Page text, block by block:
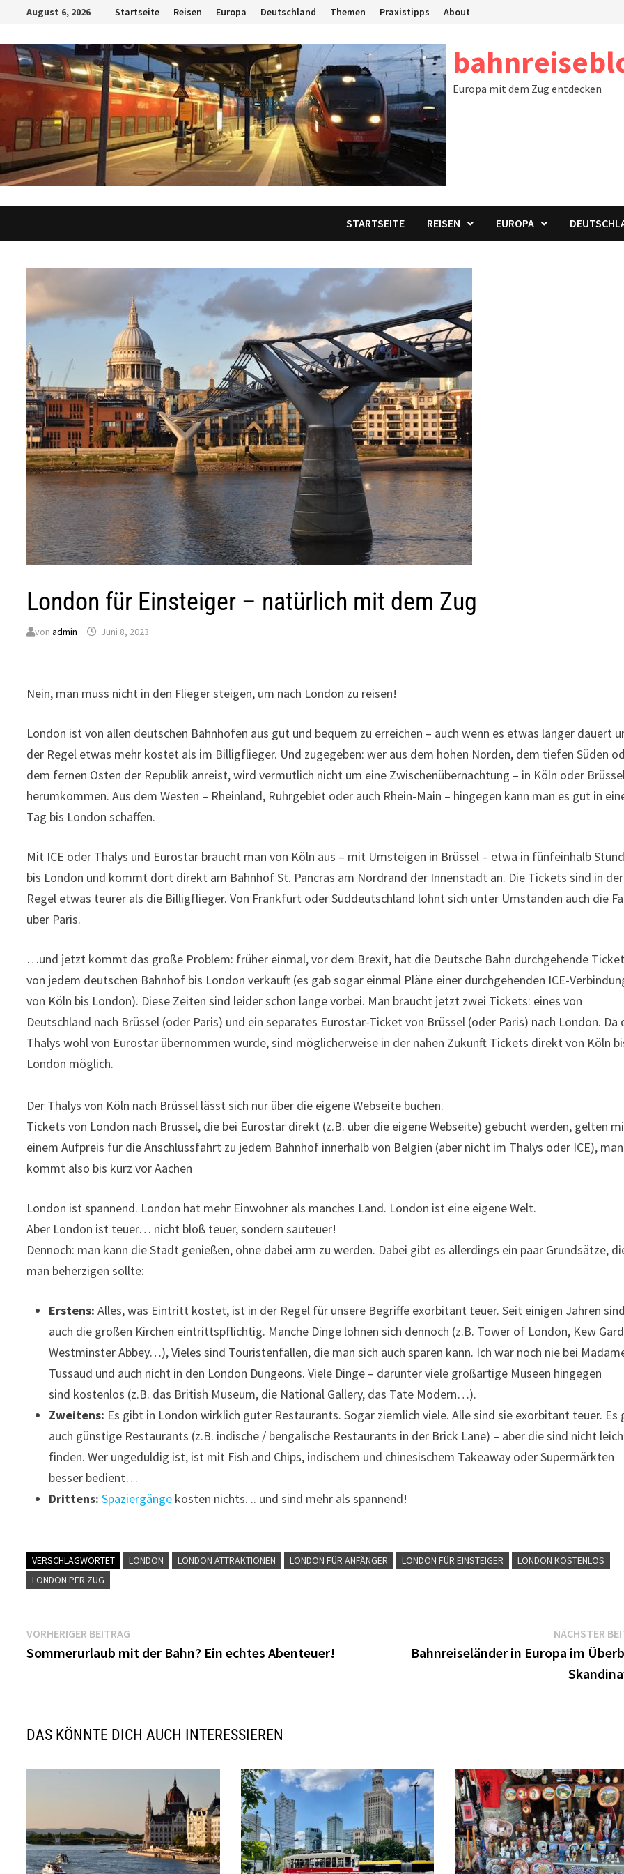
springen
August 6, 2026 Startseite Reisen Europa Deutschland Themen Praxistipps About
Europa mit dem Zug entdecken
STARTSEITE REISEN EUROPA
London für Einsteiger – natürlich mit dem Zug
vonadmin Juni 8, 2023
Nein, man muss nicht in den Flieger steigen, um nach London zu reisen!
London ist von allen deutschen Bahnhöfen aus gut und bequem zu erreichen – auch wenn es etwas länger dauert
der Regel etwas mehr kostet als im Billigflieger. Und zugegeben: wer aus dem hohen Norden, dem tiefen Süden
dem fernen Osten der Republik anreist, wird vermutlich nicht um eine Zwischenübernachtung – in Köln oder
herumkommen. Aus dem Westen – Rheinland, Ruhrgebiet oder auch Rhein-Main – hingegen kann man es gut in
Tag bis London schaffen.
Mit ICE oder Thalys und Eurostar braucht man von Köln aus – mit Umsteigen in Brüssel – etwa in fünfeinhalb
bis London und kommt dort direkt am Bahnhof St. Pancras am Nordrand der Innenstadt an. Die Tickets sind in der
Regel etwas teurer als die Billigflieger. Von Frankfurt oder Süddeutschland lohnt sich unter Umständen auch die
über Paris.
…und jetzt kommt das große Problem: früher einmal, vor dem Brexit, hat die Deutsche Bahn durchgehende
von jedem deutschen Bahnhof bis London verkauft (es gab sogar einmal Pläne einer durchgehenden ICE-
von Köln bis London). Diese Zeiten sind leider schon lange vorbei. Man braucht jetzt zwei Tickets: eines von
Deutschland nach Brüssel (oder Paris) und ein separates Eurostar-Ticket von Brüssel (oder Paris) nach London. Da
Thalys wohl von Eurostar übernommen wurde, sind möglicherweise in der nahen Zukunft Tickets direkt von Köln
London möglich.
Der Thalys von Köln nach Brüssel lässt sich nur über die eigene Webseite buchen.
Tickets von London nach Brüssel, die bei Eurostar direkt (z.B. über die eigene Webseite) gebucht werden, gelten
einem Aufpreis für die Anschlussfahrt zu jedem Bahnhof innerhalb von Belgien (aber nicht im Thalys oder ICE), man
kommt also bis kurz vor Aachen
London ist spannend. London hat mehr Einwohner als manches Land. London ist eine eigene Welt.
Aber London ist teuer… nicht bloß teuer, sondern sauteuer!
Dennoch: man kann die Stadt genießen, ohne dabei arm zu werden. Dabei gibt es allerdings ein paar Grundsätze,
man beherzigen sollte:
Erstens: Alles, was Eintritt kostet, ist in der Regel für unsere Begriffe exorbitant teuer. Seit einigen Jahren sind
auch die großen Kirchen eintrittspflichtig. Manche Dinge lohnen sich dennoch (z.B. Tower of London, Kew
Westminster Abbey…), Vieles sind Touristenfallen, die man sich auch sparen kann. Ich war noch nie bei
Tussaud und auch nicht in den London Dungeons. Viele Dinge – darunter viele großartige Museen hingegen
sind kostenlos (z.B. das British Museum, die National Gallery, das Tate Modern…).
Zweitens: Es gibt in London wirklich guter Restaurants. Sogar ziemlich viele. Alle sind sie exorbitant teuer. Es
auch günstige Restaurants (z.B. indische / bengalische Restaurants in der Brick Lane) – aber die sind nicht
finden. Wer ungeduldig ist, ist mit Fish and Chips, indischem und chinesischem Takeaway oder Supermärkten
besser bedient…
Drittens: Spaziergänge kosten nichts. .. und sind mehr als spannend!
VERSCHLAGWORTET LONDON LONDON ATTRAKTIONEN LONDON FÜR ANFÄNGER LONDON FÜR EINSTEIGER
LONDON KOSTENLOS
LONDON PER ZUG
Beitragsnavigation
VORHERIGER BEITRAG
Beitrag:
Sommerurlaub mit der Bahn? Ein echtes Abenteuer!
NÄCHSTER
Bahnreiseländer in Europa im
DAS KÖNNTE DICH AUCH INTERESSIEREN